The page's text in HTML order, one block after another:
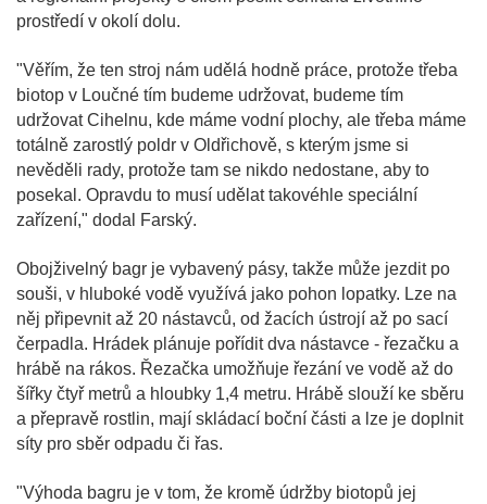
prostředí v okolí dolu.
"Věřím, že ten stroj nám udělá hodně práce, protože třeba
biotop v Loučné tím budeme udržovat, budeme tím
udržovat Cihelnu, kde máme vodní plochy, ale třeba máme
totálně zarostlý poldr v Oldřichově, s kterým jsme si
nevěděli rady, protože tam se nikdo nedostane, aby to
posekal. Opravdu to musí udělat takovéhle speciální
zařízení," dodal Farský.
Obojživelný bagr je vybavený pásy, takže může jezdit po
souši, v hluboké vodě využívá jako pohon lopatky. Lze na
něj připevnit až 20 nástavců, od žacích ústrojí až po sací
čerpadla. Hrádek plánuje pořídit dva nástavce - řezačku a
hrábě na rákos. Řezačka umožňuje řezání ve vodě až do
šířky čtyř metrů a hloubky 1,4 metru. Hrábě slouží ke sběru
a přepravě rostlin, mají skládací boční části a lze je doplnit
síty pro sběr odpadu či řas.
"Výhoda bagru je v tom, že kromě údržby biotopů jej